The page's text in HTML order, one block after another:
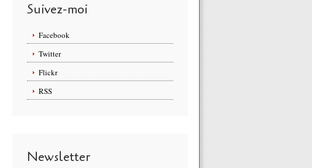
Suivez-moi
Facebook
Twitter
Flickr
RSS
Newsletter